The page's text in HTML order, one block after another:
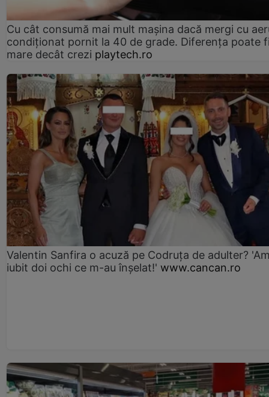
Cu cât consumă mai mult mașina dacă mergi cu
condiționat pornit la 40 de grade. Diferența poate
mare decât crezi playtech.ro
Valentin Sanfira o acuză pe Codruța de adulter?
iubit doi ochi ce m-au înșelat!' www.cancan.ro